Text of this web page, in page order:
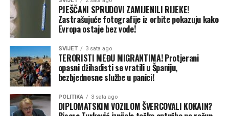
Šulić.
On objašnjava da je u toku procedura za sazivanje
vanredne Skupštine akcionara.
„Redovna skupština mora biti održana u roku od 30 dana
od upućivanja poziva za održavanje, a vanredna mora
biti održana u roku od 15 dana. Uskoro ću u skladu sa
propisanom procedurom sazvati vanrednu skupštinu i
javnost će o svemu biti obaviještena“, kaže Šulić.
PJEŠČANI SPRUDOVI ZAMIJENILI RIJEKE!
Zastrašujuće fotografije iz orbite pokazuju kako
Evropa ostaje bez vode!
SVIJET 3 sata ago
TERORISTI MEĐU MIGRANTIMA! Protjerani
opasni džihadisti se vratili u Španiju,
bezbjednosne službe u panici!
POLITIKA 3 sata ago
DIPLOMATSKIM VOZILOM ŠVERCOVALI KOKAIN?